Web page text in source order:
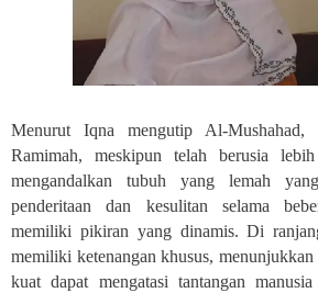
Menurut Iqna mengutip Al-
Ramimah, meskipun telah berusia
mengandalkan tubuh yang lemah
penderitaan dan kesulitan selama
memiliki pikiran yang dinamis. Di
memiliki ketenangan khusus,
kuat dapat mengatasi tantangan